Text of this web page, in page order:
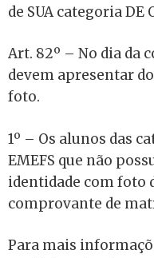
de SUA categoria DE
Art. 82º – No dia da
devem apresentar
foto.
1º – Os alunos das
EMEFS que não
identidade com foto
comprovante de
Para mais